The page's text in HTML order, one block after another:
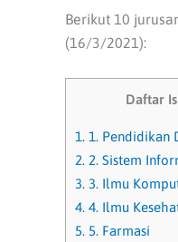
Berikut 10
(16/3/2021):
Daftar
1. 1. Pendidikan
2. 2. Sistem
3. 3. Ilmu
4. 4. Ilmu
5. 5. Farmasi